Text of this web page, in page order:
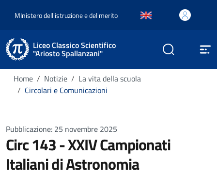
MInistero dell'istruzione e del merito
Liceo Classico Scientifico
"Ariosto Spallanzani"
Home Notizie
La vita della scuola
Circolari e Comunicazioni
Pubblicazione: 25 novembre 2025
Circ 143 - XXIV Campionati
Italiani di Astronomia